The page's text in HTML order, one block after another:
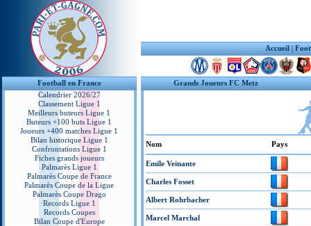
Accueil |
Football en France
Calendrier 2026/27
Classement Ligue 1
Meilleurs buteurs Ligue 1
Buteurs +100 buts Ligue 1
Joueurs +400 matches Ligue 1
Bilan historique Ligue 1
Confrontations Ligue 1
Fiches grands joueurs
Palmarès Ligue 1
Palmarès Coupe de France
Palmarès Coupe de la Ligue
Palmarès Coupe Drago
Records Ligue 1
Records Coupes
Bilan Coupe d'Europe
Grands Joueurs FC Metz
Nom Pays
Emile Veinante
Charles Fosset
Albert Rohrbacher
Marcel Marchal